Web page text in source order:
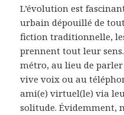
L’évolution est
urbain dépouillé de
fiction traditionnelle,
prennent tout leur
métro, au lieu de
vive voix ou au
ami(e) virtuel(le) via
solitude. Évidemment,